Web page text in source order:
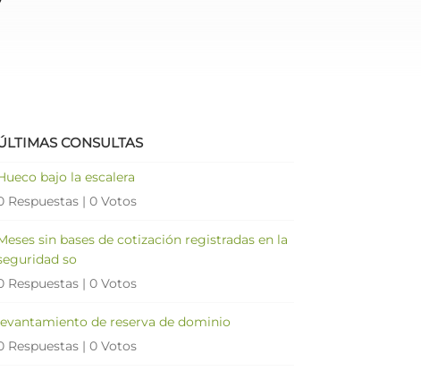
CONSULTAS
bajo la escalera
Respuestas | 0 Votos
sin bases de cotización registradas en la
so
Respuestas | 0 Votos
de reserva de dominio
Respuestas | 0 Votos